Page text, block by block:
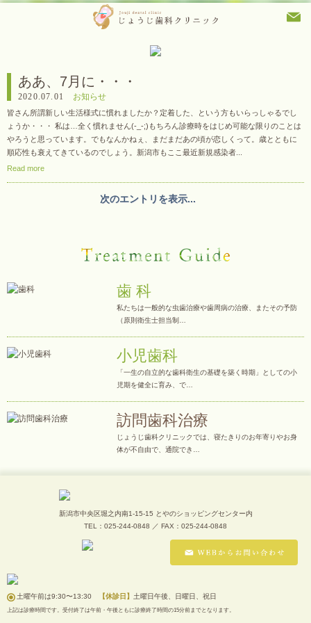
ああ、7月に・・・
2020.07.01 お知らせ
皆さん所謂新しい生活様式に慣れましたか？定着した、という方もいらっしゃるでし
ょうか・・・ 私は…全く慣れません(-_-;)もちろん診療時をはじめ可能な限りのことは
やろうと思っています。でもなんかねぇ、まだまだあの頃が恋しくって。歳とともに
順応性も衰えてきているのでしょう。新潟市もここ最近新規感染者...
Read more
次のエントリを表示...
歯 科
私たちは一般的な虫歯治療や歯周病の治療、またその予防
（原則衛生士担当制…
小児歯科
「一生の自立的な歯科衛生の基礎を築く時期」としての小
児期を健全に育み、で…
訪問歯科治療
じょうじ歯科クリニックでは、寝たきりのお年寄りやお身
体が不自由で、通院でき…
新潟市中央区堀之内南1-15-15 とやのショッピングセンター内
TEL：025-244-0848 ／ FAX：025-244-0848
土曜午前は9:30〜13:30 【休診日】 土曜日午後、日曜日、祝日
上記は診療時間です。受付終了は午前・午後ともに診療終了時間の15分前までとなります。